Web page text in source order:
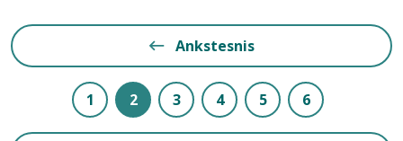
Ankstesnis
1 2 3 4 5 6